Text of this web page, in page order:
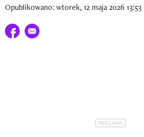
Opublikowano: wtorek, 12 maja 2026 13:53
Udostępnij na facebook
E-mail do przyjaciela